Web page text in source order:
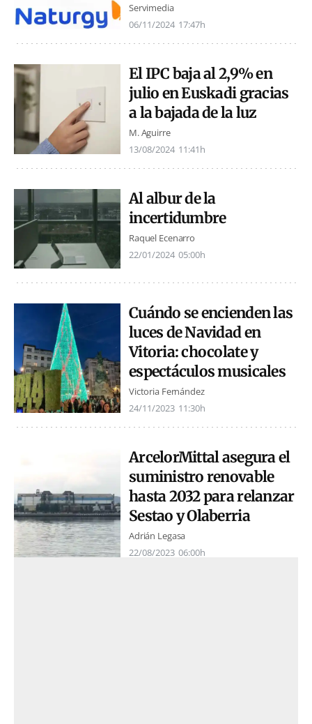
Servimedia
06/11/2024 17:47h
El IPC baja al 2,9% en
julio en Euskadi gracias
a la bajada de la luz
M. Aguirre
13/08/2024 11:41h
Al albur de la
incertidumbre
Raquel Ecenarro
22/01/2024 05:00h
Cuándo se encienden las
luces de Navidad en
Vitoria: chocolate y
espectáculos musicales
Victoria Fernández
24/11/2023 11:30h
ArcelorMittal asegura el
suministro renovable
hasta 2032 para relanzar
Sestao y Olaberria
Adrián Legasa
22/08/2023 06:00h